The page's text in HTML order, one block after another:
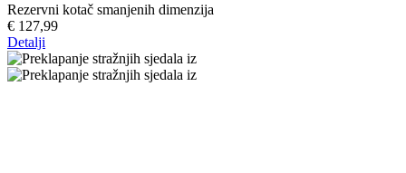
Rezervni kotač smanjenih dimenzija
€ 127,99
Detalji